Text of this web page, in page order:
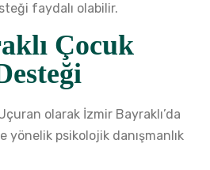
faydalı olabilir.
Çocuk
olarak İzmir Bayraklı’da
yönelik psikolojik danışmanlık